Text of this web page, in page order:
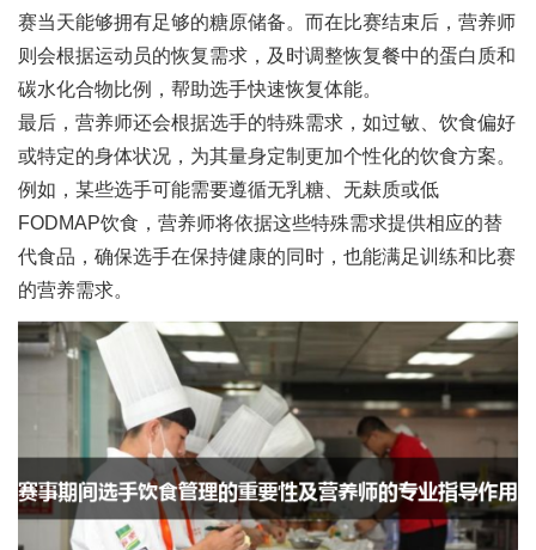
赛当天能够拥有足够的糖原储备。而在比赛结束后，营养师
则会根据运动员的恢复需求，及时调整恢复餐中的蛋白质和
碳水化合物比例，帮助选手快速恢复体能。
最后，营养师还会根据选手的特殊需求，如过敏、饮食偏好
或特定的身体状况，为其量身定制更加个性化的饮食方案。
例如，某些选手可能需要遵循无乳糖、无麸质或低
FODMAP饮食，营养师将依据这些特殊需求提供相应的替
代食品，确保选手在保持健康的同时，也能满足训练和比赛
的营养需求。